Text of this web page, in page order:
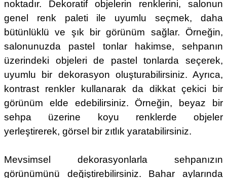
noktadır. Dekoratif objelerin renklerini, salonun
genel renk paleti ile uyumlu seçmek, daha
bütünlüklü ve şık bir görünüm sağlar. Örneğin,
salonunuzda pastel tonlar hakimse, sehpanın
üzerindeki objeleri de pastel tonlarda seçerek,
uyumlu bir dekorasyon oluşturabilirsiniz. Ayrıca,
kontrast renkler kullanarak da dikkat çekici bir
görünüm elde edebilirsiniz. Örneğin, beyaz bir
sehpa üzerine koyu renklerde objeler
yerleştirerek, görsel bir zıtlık yaratabilirsiniz.
Mevsimsel dekorasyonlarla sehpanızın
görünümünü değiştirebilirsiniz. Bahar aylarında